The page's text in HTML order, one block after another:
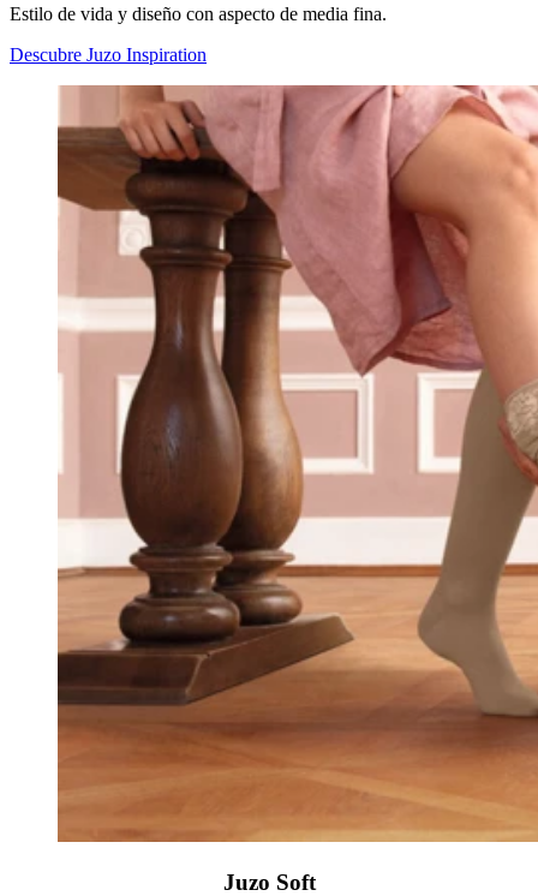
Estilo de vida y diseño con aspecto de media fina.
Descubre Juzo Inspiration
Juzo Soft